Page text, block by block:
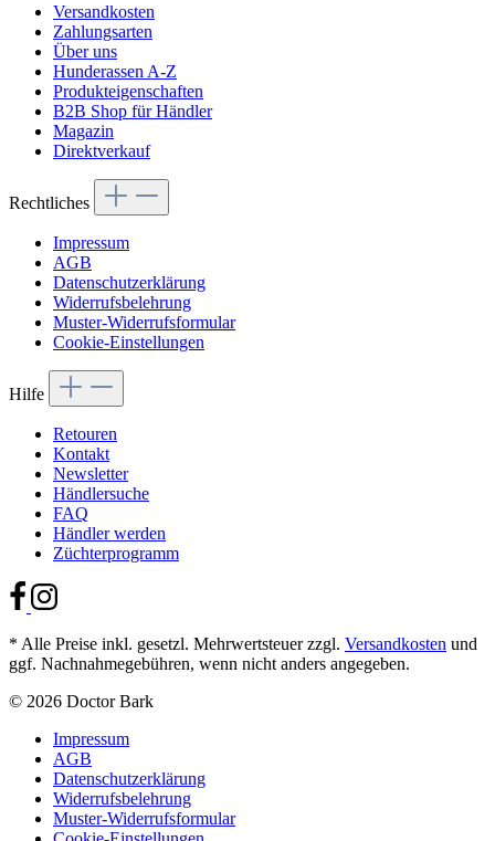
Versandkosten
Zahlungsarten
Über uns
Hunderassen A-Z
Produkteigenschaften
B2B Shop für Händler
Magazin
Direktverkauf
Rechtliches
Impressum
AGB
Datenschutzerklärung
Widerrufsbelehrung
Muster-Widerrufsformular
Cookie-Einstellungen
Hilfe
Retouren
Kontakt
Newsletter
Händlersuche
FAQ
Händler werden
Züchterprogramm
* Alle Preise inkl. gesetzl. Mehrwertsteuer zzgl. Versandkosten und
ggf. Nachnahmegebühren, wenn nicht anders angegeben.
© 2026 Doctor Bark
Impressum
AGB
Datenschutzerklärung
Widerrufsbelehrung
Muster-Widerrufsformular